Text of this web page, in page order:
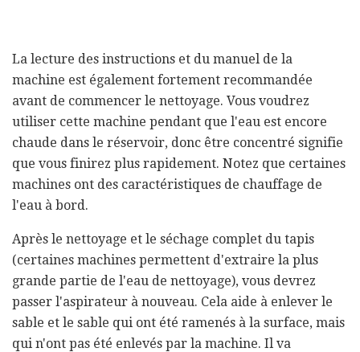
La lecture des instructions et du manuel de la
machine est également fortement recommandée
avant de commencer le nettoyage. Vous voudrez
utiliser cette machine pendant que l'eau est encore
chaude dans le réservoir, donc être concentré signifie
que vous finirez plus rapidement. Notez que certaines
machines ont des caractéristiques de chauffage de
l'eau à bord.
Après le nettoyage et le séchage complet du tapis
(certaines machines permettent d'extraire la plus
grande partie de l'eau de nettoyage), vous devrez
passer l'aspirateur à nouveau. Cela aide à enlever le
sable et le sable qui ont été ramenés à la surface, mais
qui n'ont pas été enlevés par la machine. Il va